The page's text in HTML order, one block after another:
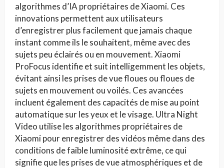
algorithmes d’IA propriétaires de Xiaomi. Ces
innovations permettent aux utilisateurs
d’enregistrer plus facilement que jamais chaque
instant comme ils le souhaitent, même avec des
sujets peu éclairés ou en mouvement. Xiaomi
ProFocus identifie et suit intelligemment les objets,
évitant ainsi les prises de vue floues ou floues de
sujets en mouvement ou voilés. Ces avancées
incluent également des capacités de mise au point
automatique sur les yeux et le visage. Ultra Night
Video utilise les algorithmes propriétaires de
Xiaomi pour enregistrer des vidéos même dans des
conditions de faible luminosité extrême, ce qui
signifie que les prises de vue atmosphériques et de